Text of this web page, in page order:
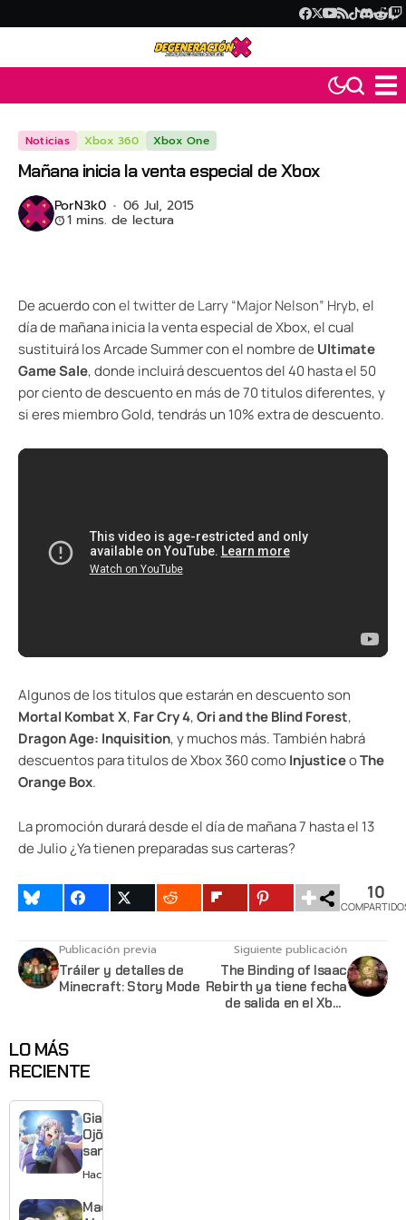
Noticias Xbox 360 Xbox One
Mañana inicia la venta especial de Xbox
PorN3k0 06 Jul, 2015
1 mins. de lectura
De acuerdo conel twitter de Larry “Major Nelson” Hryb, el
día de mañana inicia la venta especial de Xbox, el cual
sustituirá los Arcade Summer con el nombre de Ultimate
Game Sale, donde incluirá descuentos del 40 hasta el 50
por ciento de descuento en más de 70 titulos diferentes, y
si eres miembro Gold, tendrás un 10% extra de descuento.
Algunos de los titulos que estarán en descuento son
Mortal Kombat X, Far Cry 4,Ori and the Blind Forest,
Dragon Age: Inquisition, y muchos más. También habrá
descuentos para titulos de Xbox 360 comoInjusticeoThe
Orange Box.
La promoción durará desde el día de mañana 7 hasta el 13
de Julio ¿Ya tienen preparadas sus carteras?
10
Publicación previa
Tráiler y detalles de
Minecraft: Story Mode
Siguiente publicación
The Binding of Isaac
Rebirth ya tiene fecha
de salida en el Xbox
LO MÁS
RECIENTE
Giant
Ojō-
sama
revela
visual y
confirma
estreno
Hace 1 día
Made in